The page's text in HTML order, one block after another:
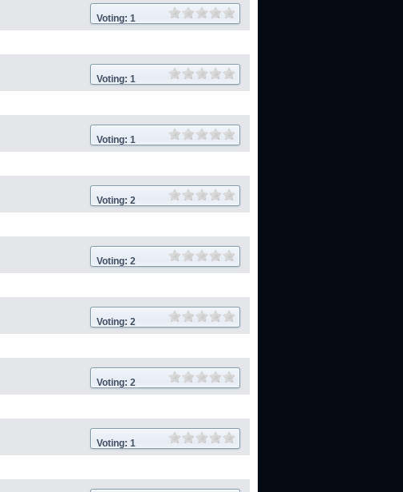
Voting: 1
Voting: 1
Voting: 1
Voting: 2
Voting: 2
Voting: 2
Voting: 2
Voting: 1